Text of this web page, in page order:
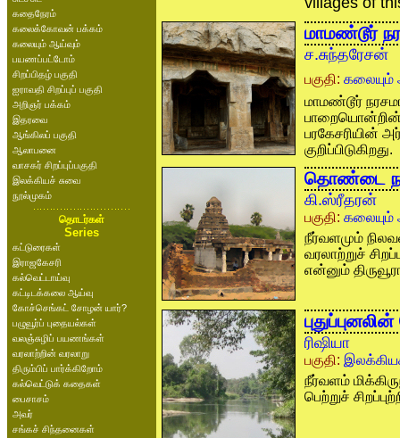
கதைநேரம்
கலைக்கோவன் பக்கம்
கலையும் ஆய்வும்
பயணப்பட்டோம்
சிறப்பிதழ் பகுதி
ஐராவதி சிறப்புப் பகுதி
அறிஞர் பக்கம்
இதரவை
ஆங்கிலப் பகுதி
ஆலாபனை
வாசகர் சிறப்புப்பகுதி
இலக்கியச் சுவை
நூல்முகம்
தொடர்கள்
Series
கட்டுரைகள்
இராஜகேசரி
கல்வெட்டாய்வு
கட்டிடக்கலை ஆய்வு
கோச்செங்கட் சோழன் யார்?
பழுவூர்ப் புதையல்கள்
வலஞ்சுழிப் பயணங்கள்
வரலாற்றின் வரலாறு
திரும்பிப் பார்க்கிறோம்
கல்வெட்டுக் கதைகள்
பைசாசம்
அவர்
சங்கச் சிந்தனைகள்
மாமண்டூர்
ச.சுந்தரேசன்
பகுதி: கலையும்
மாமண்டூர்
பாறையொன்றின்
பரகேசரியின்
குறிப்பிடுகிறது.
தொண்டை
கி.ஸ்ரீதரன்
பகுதி: கலையும்
நீர்வளமும்
வரலாற்றுச்
என்னும்
ரிஷியா
பகுதி:
நீர்வளம்
பெற்றுச்